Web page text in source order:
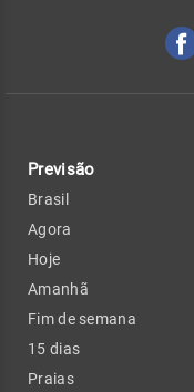
Previsão
Brasil
Agora
Hoje
Amanhã
Fim de semana
15 dias
Praias